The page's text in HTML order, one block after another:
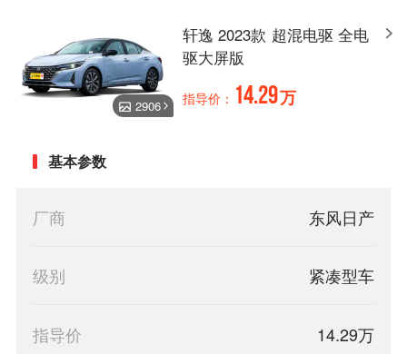
2906
轩逸 2023款 超混电驱 全电
驱大屏版
指导价： 14.29万
基本参数
厂商 东风日产
级别 紧凑型车
指导价 14.29万